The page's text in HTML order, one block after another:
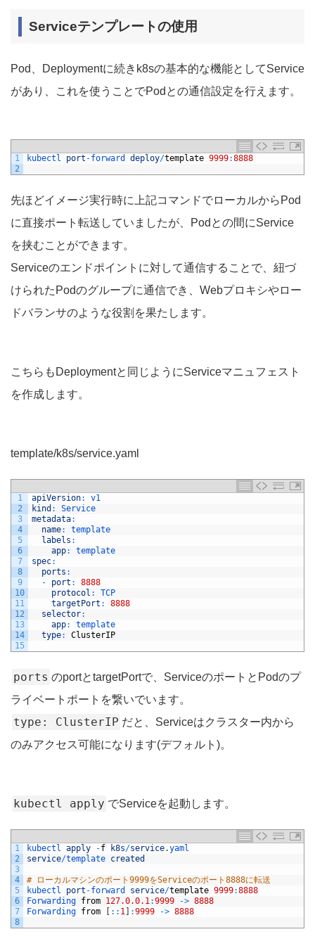
Serviceテンプレートの使用
Pod、Deploymentに続きk8sの基本的な機能としてService
があり、これを使うことでPodとの通信設定を行えます。
1
2
kubectl port -forward deploy/template 9999:8888
先ほどイメージ実行時に上記コマンドでローカルからPod
に直接ポート転送していましたが、Podとの間にService
を挟むことができます。
Serviceのエンドポイントに対して通信することで、紐づ
けられたPodのグループに通信でき、Webプロキシやロー
ドバランサのような役割を果たします。
こちらもDeploymentと同じようにServiceマニュフェスト
を作成します。
template/k8s/service.yaml
1
2
3
4
5
6
7
8
9
10
11
12
13
14
15
apiVersion:
v1
kind :
Service
metadata:
name:
template
labels :
app:
template
spec:
ports :
-
port :
8888
protocol :
TCP
targetPort :
8888
selector:
app:
template
type: ClusterIP
ports のportとtargetPortで、ServiceのポートとPodのプ
ライベートポートを繋いでいます。
type: ClusterIP だと、Serviceはクラスター内から
のみアクセス可能になります(デフォルト)。
kubectl apply でServiceを起動します。
1
2
3
4
5
6
7
8
kubectl apply -f k8s/service.yaml
service/template created
# ローカルマシンのポート9999をServiceのポート8888に転送
kubectl port -forward service/template 9999:8888
Forwarding from 127.0.0.1:9999 -> 8888
Forwarding from :: 1 :9999 -> 8888